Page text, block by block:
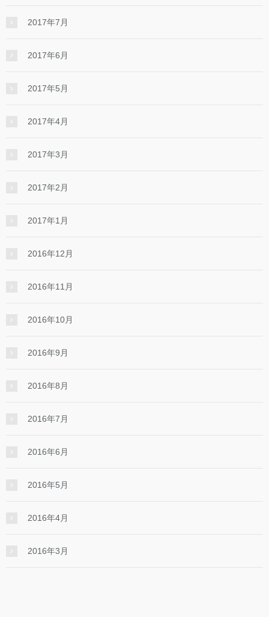
2017年7月
2017年6月
2017年5月
2017年4月
2017年3月
2017年2月
2017年1月
2016年12月
2016年11月
2016年10月
2016年9月
2016年8月
2016年7月
2016年6月
2016年5月
2016年4月
2016年3月